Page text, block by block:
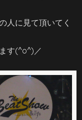
人に見て頂いてく
す(^o^)／